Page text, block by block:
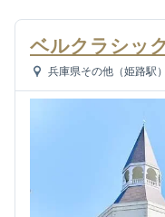
ベルクラシッ
兵庫県その他（姫路駅）